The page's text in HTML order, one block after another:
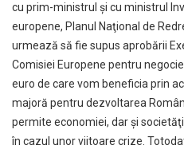
cu prim-ministrul şi cu ministrul
europene, Planul Naţional de
urmează să fie supus aprobării
Comisiei Europene pentru
euro de care vom beneficia prin
majoră pentru dezvoltarea
permite economiei, dar şi
în cazul unor viitoare crize.